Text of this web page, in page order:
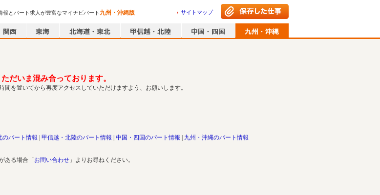
報とパート求人が豊富なマイナビパート 九州・沖縄版 サイトマップ
ただいま混み合っております。
間を置いてから再度アクセスしていただけますよう、お願いします。
のパート情報 甲信越・北陸のパート情報 中国・四国のパート情報 九州・沖縄のパート情報
ある場合「 お問い合わせ 」よりお尋ねください。